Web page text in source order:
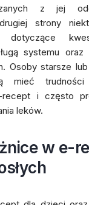
z jej
strony
dotyczące
systemu oraz
Osoby starsze
mieć
i często
leków.
w e-